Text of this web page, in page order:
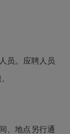
员。应聘人员
、地点另行通